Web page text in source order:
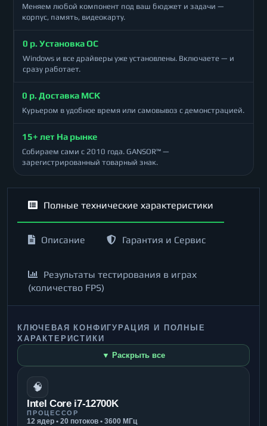
Меняем любой компонент под ваш бюджет и задачи —
корпус, память, видеокарту.
0 р. Установка ОС
Windows и все драйверы уже установлены. Включаете — и
сразу работает.
0 р. Доставка МСК
Курьером в удобное время или самовывоз с демонстрацией.
15+ лет На рынке
Собираем сами с 2010 года. GANSOR™ —
зарегистрированный товарный знак.
Полные технические характеристики
Описание Гарантия и Сервис
Результаты тестирования в играх
(количество FPS)
КЛЮЧЕВАЯ КОНФИГУРАЦИЯ И ПОЛНЫЕ
ХАРАКТЕРИСТИКИ
▼ Раскрыть все
🧠
Intel Core i7-12700K
ПРОЦЕССОР
12 ядер • 20 потоков • 3600 МГц